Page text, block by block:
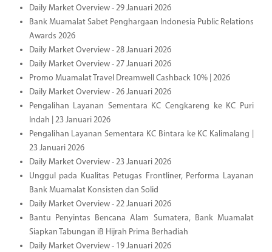
Daily Market Overview - 29 Januari 2026
Bank Muamalat Sabet Penghargaan Indonesia Public Relations
Awards 2026
Daily Market Overview - 28 Januari 2026
Daily Market Overview - 27 Januari 2026
Promo Muamalat Travel Dreamwell Cashback 10% | 2026
Daily Market Overview - 26 Januari 2026
Pengalihan Layanan Sementara KC Cengkareng ke KC Puri
Indah | 23 Januari 2026
Pengalihan Layanan Sementara KC Bintara ke KC Kalimalang |
23 Januari 2026
Daily Market Overview - 23 Januari 2026
Unggul pada Kualitas Petugas Frontliner, Performa Layanan
Bank Muamalat Konsisten dan Solid
Daily Market Overview - 22 Januari 2026
Bantu Penyintas Bencana Alam Sumatera, Bank Muamalat
Siapkan Tabungan iB Hijrah Prima Berhadiah
Daily Market Overview - 19 Januari 2026